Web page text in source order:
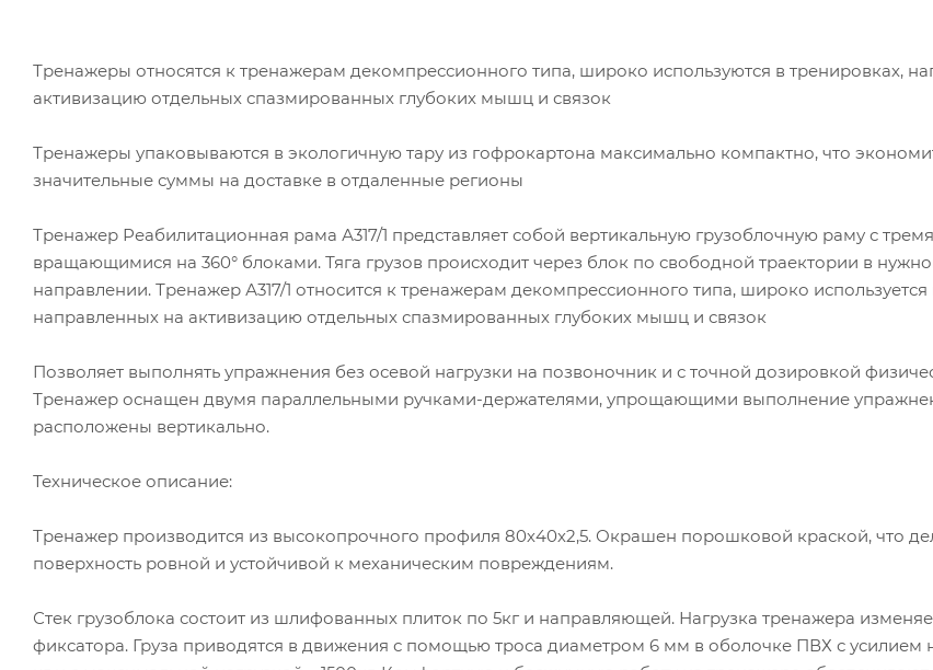
Тренажеры относятся к тренажерам декомпрессионного типа, широко используются в тренировках,
активизацию отдельных спазмированных глубоких мышц и связок
Тренажеры упаковываются в экологичную тару из гофрокартона максимально компактно, что
значительные суммы на доставке в отдаленные регионы
Тренажер Реабилитационная рама А317/1 представляет собой вертикальную грузоблочную раму с тремя
вращающимися на 360° блоками. Тяга грузов происходит через блок по свободной траектории в
направлении. Тренажер А317/1 относится к тренажерам декомпрессионного типа, широко используется
направленных на активизацию отдельных спазмированных глубоких мышц и связок
Позволяет выполнять упражнения без осевой нагрузки на позвоночник и с точной дозировкой
Тренажер оснащен двумя параллельными ручками-держателями, упрощающими выполнение
расположены вертикально.
Техническое описание:
Тренажер производится из высокопрочного профиля 80х40х2,5. Окрашен порошковой краской, что
поверхность ровной и устойчивой к механическим повреждениям.
Стек грузоблока состоит из шлифованных плиток по 5кг и направляющей. Нагрузка тренажера
фиксатора. Груза приводятся в движения с помощью троса диаметром 6 мм в оболочке ПВХ с усилием